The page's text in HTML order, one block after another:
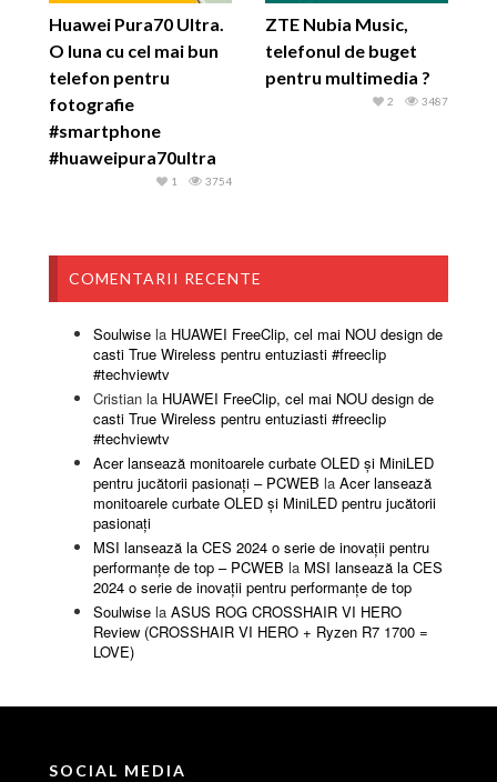
Huawei Pura70 Ultra.
O luna cu cel mai bun
telefon pentru
fotografie
#smartphone
#huaweipura70ultra
3754
1
ZTE Nubia Music,
telefonul de buget
pentru multimedia ?
3487
2
COMENTARII RECENTE
Soulwise la HUAWEI FreeClip, cel mai NOU design de
casti True Wireless pentru entuziasti #freeclip
#techviewtv
Cristian la HUAWEI FreeClip, cel mai NOU design de
casti True Wireless pentru entuziasti #freeclip
#techviewtv
Acer lansează monitoarele curbate OLED și MiniLED
pentru jucătorii pasionați – PCWEB la Acer lansează
monitoarele curbate OLED și MiniLED pentru jucătorii
pasionați
MSI lansează la CES 2024 o serie de inovații pentru
performanțe de top – PCWEB la MSI lansează la CES
2024 o serie de inovații pentru performanțe de top
Soulwise la ASUS ROG CROSSHAIR VI HERO
Review (CROSSHAIR VI HERO + Ryzen R7 1700 =
LOVE)
SOCIAL MEDIA